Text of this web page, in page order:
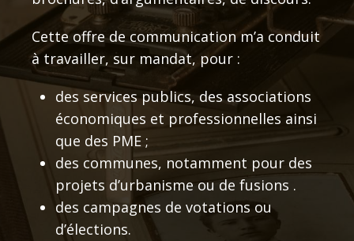
Cette offre de communication m’a conduit
à travailler, sur mandat, pour :
des services publics, des associations
économiques et professionnelles ainsi
que des PME ;
des communes, notamment pour des
projets d’urbanisme ou de fusions .
des campagnes de votations ou
d’élections.